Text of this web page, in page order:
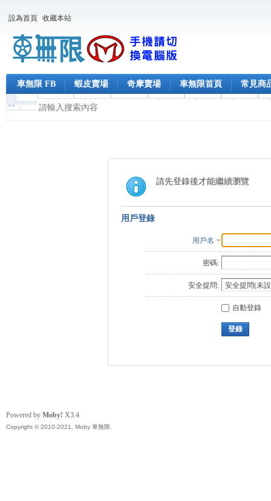
設為首頁 收藏本站
車無限 FB 蝦皮賣場 奇摩賣場 車無限首頁 常見商
請先登錄後才能繼續瀏覽
用戶登錄
用戶名
密碼:
安全提問:
自動登錄
登錄
Powered by Moby! X3.4
Copyright © 2010-2021, Moby 車無限.